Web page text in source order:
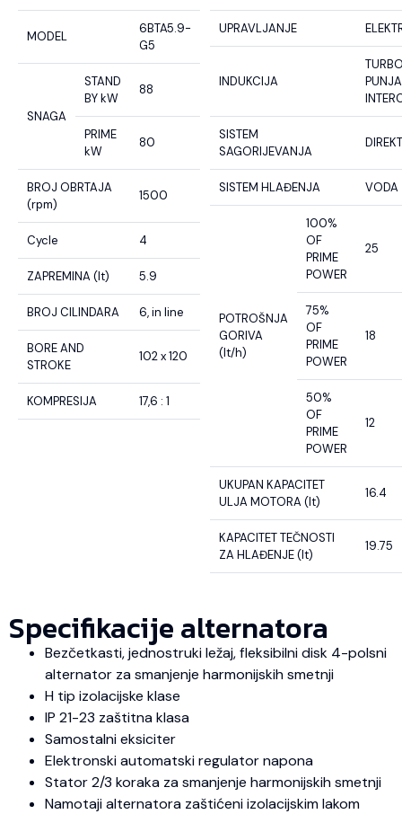
MODEL
6BTA5.9-
G5
SNAGA
STAND
BY kW
88
PRIME
kW
80
BROJ OBRTAJA
(rpm)
1500
Cycle 4
ZAPREMINA (lt) 5.9
BROJ CILINDARA 6, in line
BORE AND
STROKE
102 x 120
KOMPRESIJA 17,6 : 1
UPRAVLJANJE
INDUKCIJA
SISTEM
SAGORIJEVANJA
SISTEM HLAĐENJA VODA
POTROŠNJA
GORIVA
(lt/h)
100%
OF
PRIME
POWER
25
75%
OF
PRIME
POWER
18
50%
OF
PRIME
POWER
12
UKUPAN KAPACITET
ULJA MOTORA (lt)
16.4
KAPACITET TEČNOSTI
ZA HLAĐENJE (lt)
19.75
Specifikacije alternatora
Bezčetkasti, jednostruki ležaj, fleksibilni disk 4-polsni
alternator za smanjenje harmonijskih smetnji
H tip izolacijske klase
IP 21-23 zaštitna klasa
Samostalni eksiciter
Elektronski automatski regulator napona
Stator 2/3 koraka za smanjenje harmonijskih smetnji
Namotaji alternatora zaštićeni izolacijskim lakom